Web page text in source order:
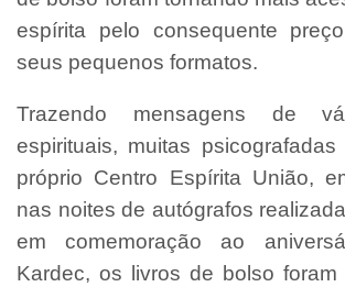
espírita pelo consequente
seus pequenos formatos.
Trazendo mensagens de
espirituais, muitas
próprio Centro Espírita União,
nas noites de autógrafos
em comemoração ao
Kardec, os livros de bolso foram